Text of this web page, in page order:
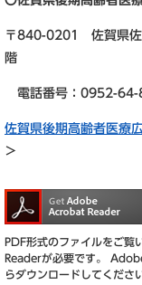
〒840-0201 佐賀県佐
階
電話番号：0952-64-
佐賀県後期高齢者医療
＞
PDF形式のファイルをご
Readerが必要です。
らダウンロードしてくださ